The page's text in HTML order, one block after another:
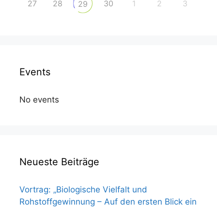
27 28 29 30 1 2 3
Events
No events
Neueste Beiträge
Vortrag: „Biologische Vielfalt und
Rohstoffgewinnung – Auf den ersten Blick ein